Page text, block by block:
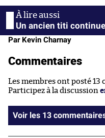
Un ancien titi
Par Kevin Charnay
Commentaires
Les membres ont posté
Participez à la discussion
Voir les 13